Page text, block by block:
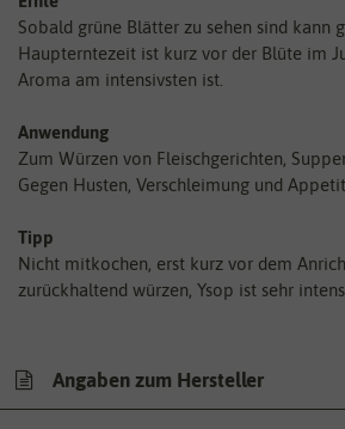
Sobald grüne Blätter zu sehen sind kann
Haupterntezeit ist kurz vor der Blüte im
Aroma am intensivsten ist.
Anwendung
Zum Würzen von Fleischgerichten,
Gegen Husten, Verschleimung und
Tipp
Nicht mitkochen, erst kurz vor dem
zurückhaltend würzen, Ysop ist sehr
Angaben zum Hersteller